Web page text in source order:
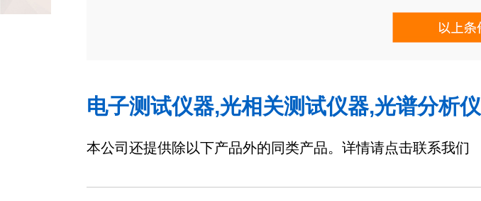
电子测试仪器,光相关测试仪器,光谱分析仪
本公司还提供除以下产品外的同类产品。详情请点击联系我们